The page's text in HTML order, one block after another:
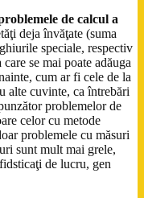
de calcul a
deja învăţate (suma
speciale, respectiv
se mai poate adăuga
cum ar fi cele de la
alte cuvinte, ca întrebări
problemelor de
celor cu metode
problemele cu măsuri
sunt mult mai grele,
de lucru, gen